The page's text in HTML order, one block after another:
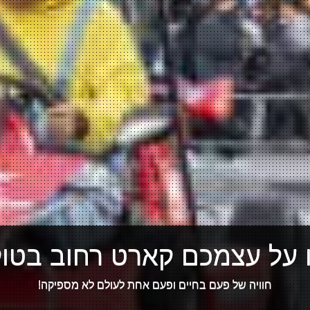
על עצמכם קארט רחוב
חוויה של פעם בחיים ופעם אחת לעולם לא מספיקה!